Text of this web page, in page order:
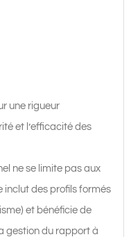
une rigueur
et l’efficacité des
ne se limite pas aux
inclut des profils formés
et bénéficie de
gestion du rapport à